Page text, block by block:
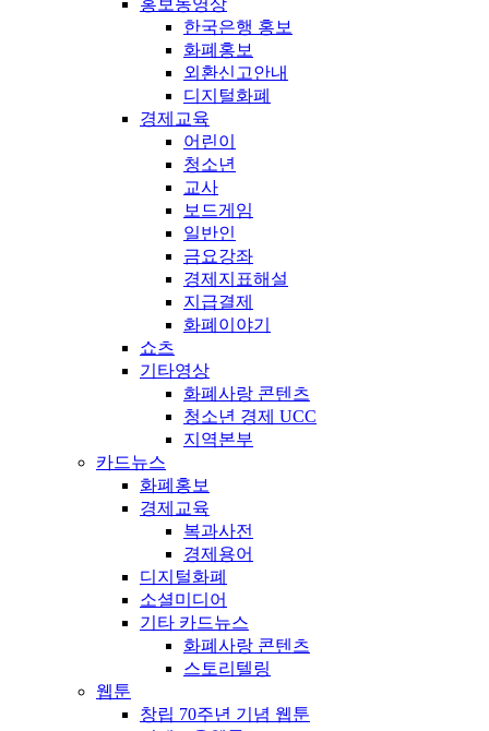
홍보동영상
한국은행 홍보
화폐홍보
외환신고안내
디지털화폐
경제교육
어린이
청소년
교사
보드게임
일반인
금요강좌
경제지표해설
지급결제
화폐이야기
쇼츠
기타영상
화폐사랑 콘텐츠
청소년 경제 UCC
지역본부
카드뉴스
화폐홍보
경제교육
복과사전
경제용어
디지털화폐
소셜미디어
기타 카드뉴스
화폐사랑 콘텐츠
스토리텔링
웹툰
창립 70주년 기념 웹툰